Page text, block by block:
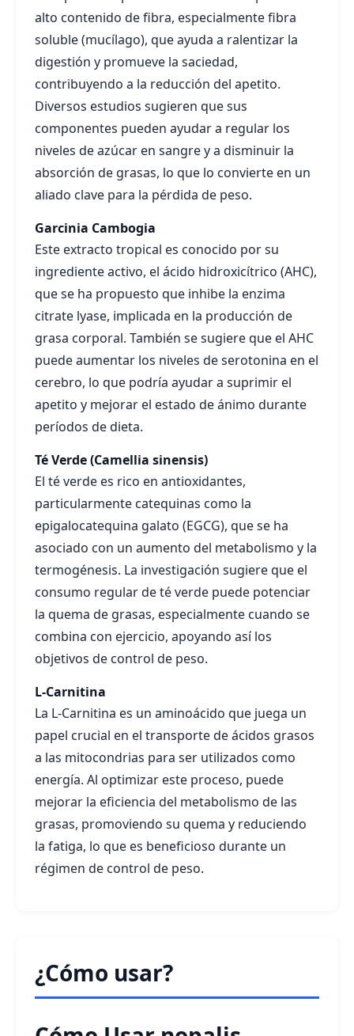
alto contenido de fibra, especialmente fibra
soluble (mucílago), que ayuda a ralentizar la
digestión y promueve la saciedad,
contribuyendo a la reducción del apetito.
Diversos estudios sugieren que sus
componentes pueden ayudar a regular los
niveles de azúcar en sangre y a disminuir la
absorción de grasas, lo que lo convierte en un
aliado clave para la pérdida de peso.
Garcinia Cambogia
Este extracto tropical es conocido por su
ingrediente activo, el ácido hidroxicítrico (AHC),
que se ha propuesto que inhibe la enzima
citrate lyase, implicada en la producción de
grasa corporal. También se sugiere que el AHC
puede aumentar los niveles de serotonina en el
cerebro, lo que podría ayudar a suprimir el
apetito y mejorar el estado de ánimo durante
períodos de dieta.
Té Verde (Camellia sinensis)
El té verde es rico en antioxidantes,
particularmente catequinas como la
epigalocatequina galato (EGCG), que se ha
asociado con un aumento del metabolismo y la
termogénesis. La investigación sugiere que el
consumo regular de té verde puede potenciar
la quema de grasas, especialmente cuando se
combina con ejercicio, apoyando así los
objetivos de control de peso.
L-Carnitina
La L-Carnitina es un aminoácido que juega un
papel crucial en el transporte de ácidos grasos
a las mitocondrias para ser utilizados como
energía. Al optimizar este proceso, puede
mejorar la eficiencia del metabolismo de las
grasas, promoviendo su quema y reduciendo
la fatiga, lo que es beneficioso durante un
régimen de control de peso.
¿Cómo usar?